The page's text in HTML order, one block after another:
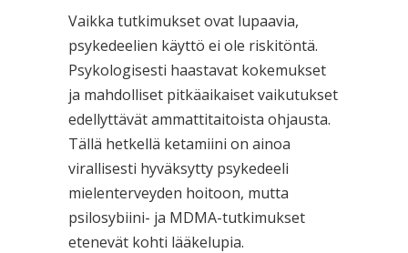
Vaikka tutkimukset ovat lupaavia,
psykedeelien käyttö ei ole riskitöntä.
Psykologisesti haastavat kokemukset
ja mahdolliset pitkäaikaiset vaikutukset
edellyttävät ammattitaitoista ohjausta.
Tällä hetkellä ketamiini on ainoa
virallisesti hyväksytty psykedeeli
mielenterveyden hoitoon, mutta
psilosybiini- ja MDMA-tutkimukset
etenevät kohti lääkelupia.